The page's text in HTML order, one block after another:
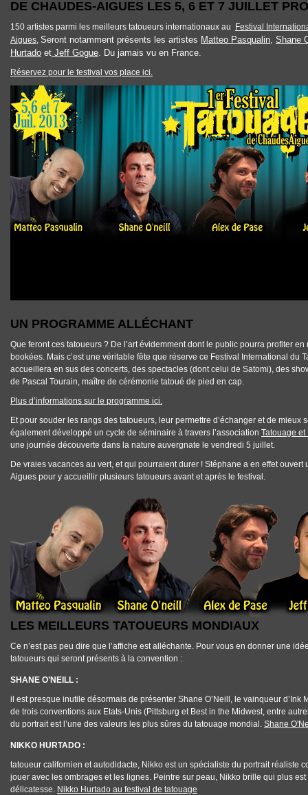
DE CHAUDES-AIGUES LES 5, 6 ET 7 JUILLET
150 artistes parmi les meilleurs tatoueurs internationaux au
Festival
Aigues, Seront notamment présents les artistes Matteo Pasqualin, Shane
Hurtado et Jeff Gogue. Du jamais vu en France.
Réservez pour le festival vos place ici.
FESTIVAL-TATOUAGE-CHAUDES-AIGUES-1.JPG
UN PROGRAMME ALLÉCHANT
Que feront ces tatoueurs ? De l’art évidemment dont le public pourra profiter
bookées. Mais c’est une véritable fête que réserve ce Festival International du
accueillera en sus des concerts, des spectacles (dont celui de Satomi), des
de Pascal Tourain, maître de cérémonie tatoué de pied en cap.
Plus d’informations sur le programme ici.
Et pour souder les rangs des tatoueurs, leur permettre d’échanger et de mieux
également développé un cycle de séminaire à travers l’association Tatouage et
une journée découverte dans la nature auvergnate le vendredi 5 juillet.
De vraies vacances au vert, et qui pourraient durer ! Stéphane a en effet
Aigues pour y accueillir plusieurs tatoueurs avant et après le festival.
FESTIVAL-TATOUAGE-TATOUEUR-INTERNATIONAUX.PNG
LES MEILLEURS TATOUEURS MONDIAUX
Ce n’est pas peu dire que l’affiche est alléchante. Pour vous en donner une
tatoueurs qui seront présents à la convention :
SHANE O’NEILL :
il est presque inutile désormais de présenter Shane O’Neill, le vainqueur d’Ink
de trois conventions aux Etats-Unis (Pittsburg et Best in the Midwest, entre
du portrait est l’une des valeurs les plus sûres du tatouage mondial. Shane
NIKKO HURTADO :
tatoueur californien et autodidacte, Nikko est un spécialiste du portrait réaliste
jouer avec les ombrages et les lignes. Peintre sur peau, Nikko brille qui plus
délicatesse. Nikko Hurtado au festival de tatouage